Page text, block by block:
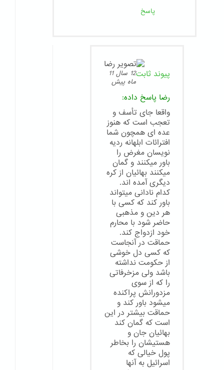
پاسخ
پیوند ثابت
12 سال 11
ماه پیش
رضا پاسخ داده:
واقعا جای تأسف و
تعجب است که هنوز
عده ای همچون شما
افترائات ابلهانه ردیه
نویسان مغرض را
باور میکنند و گمان
میکنند بهائیان از کره
دیگری آمده اند.
کدام نادانی میتواند
باور کند که کسی با
هر دین و مذهبی
حاضر شود با محارم
خود ازدواج کند.
حماقت در آنجاست
که کسی دل خوشی
از حکومت نداشته
باشد ولی مزخرفاتی
را که از سوی
مزدورانش پراکنده
میشود باور کند و
حماقت بیشتر در این
است که گمان کند
بهائیان جان و
هستیشان را بخاطر
پول خیالی که
اسرائیل به آنها